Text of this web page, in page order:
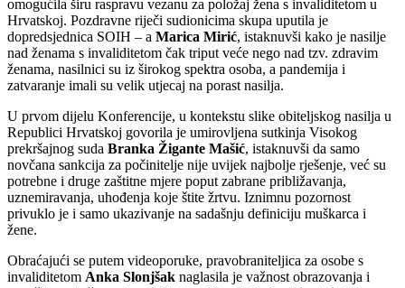
omogućila širu raspravu vezanu za položaj žena s invaliditetom u
Hrvatskoj. Pozdravne riječi sudionicima skupa uputila je
dopredsjednica SOIH – a Marica Mirić, istaknuvši kako je nasilje
nad ženama s invaliditetom čak triput veće nego nad tzv. zdravim
ženama, nasilnici su iz širokog spektra osoba, a pandemija i
zatvaranje imali su velik utjecaj na porast nasilja.
U prvom dijelu Konferencije, u kontekstu slike obiteljskog nasilja u
Republici Hrvatskoj govorila je umirovljena sutkinja Visokog
prekršajnog suda Branka Žigante Mašić, istaknuvši da samo
novčana sankcija za počinitelje nije uvijek najbolje rješenje, već su
potrebne i druge zaštitne mjere poput zabrane približavanja,
uznemiravanja, uhođenja koje štite žrtvu. Iznimnu pozornost
privuklo je i samo ukazivanje na sadašnju definiciju muškarca i
žene.
Obraćajući se putem videoporuke, pravobraniteljica za osobe s
invaliditetom Anka Slonjšak naglasila je važnost obrazovanja i